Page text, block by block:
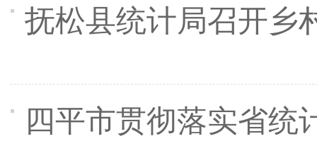
抚松县统计局召开乡
四平市贯彻落实省统